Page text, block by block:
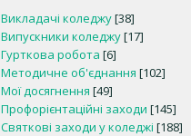
Викладачі коледжу[38]
Випускники коледжу[17]
Гурткова робота [6]
Методичне об'єднання [102]
Мої досягнення [49]
Профорієнтаційні заходи [145]
Святкові заходи у коледжі [188]